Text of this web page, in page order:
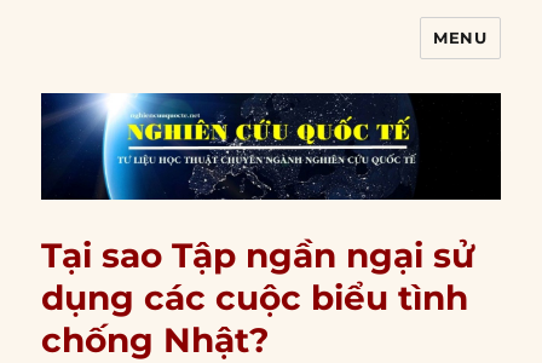
MENU
Tại sao Tập ngần ngại sử
dụng các cuộc biểu tình
chống Nhật?